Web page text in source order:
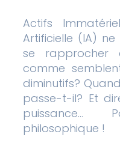
Actifs
Artificielle (IA)
se rapprocher
comme
diminutifs?
passe-t-il? Et
puissance…
philosophique !